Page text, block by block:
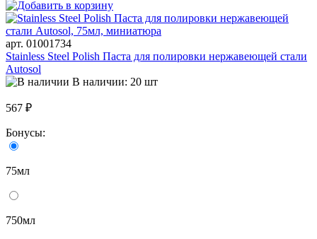
арт. 01001734
Stainless Steel Polish Паста для полировки нержавеющей стали
Autosol
В наличии: 20 шт
567 ₽
Бонусы:
75мл
750мл